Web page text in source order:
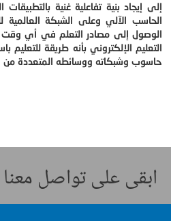
إلى إيجاد بنية تفاعلية غنية
الحاسب الآلي وعلى الشبكة
الوصول إلى مصادر التعلم في أي
التعليم الإلكتروني بأنه طريقة للتعليم
حاسوب وشبكاته ووسائطه المتعددة
ابقى على تواصل